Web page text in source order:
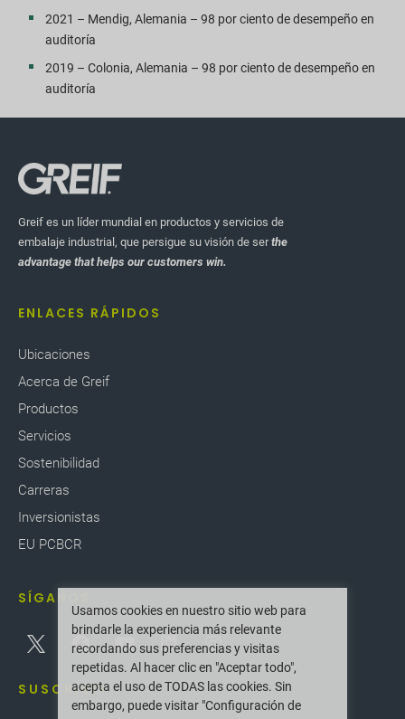
2021 – Mendig, Alemania – 98 por ciento de desempeño en
auditoría
2019 – Colonia, Alemania – 98 por ciento de desempeño en
auditoría
Greif es un líder mundial en productos y servicios de
embalaje industrial, que persigue su visión de serthe
advantage that helps our customers win.
ENLACES RÁPIDOS
Ubicaciones
Acerca de Greif
Productos
Servicios
Sostenibilidad
Carreras
Inversionistas
EU PCBCR
SÍGANOS
SUSCRIBIR
Usamos cookies en nuestro sitio web para
brindarle la experiencia más relevante
recordando sus preferencias y visitas
repetidas. Al hacer clic en "Aceptar todo",
acepta el uso de TODAS las cookies. Sin
embargo, puede visitar "Configuración de